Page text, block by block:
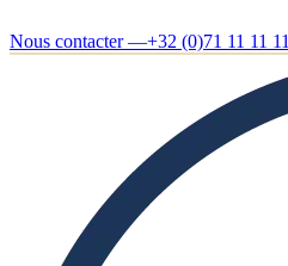
Nous contacter —+32 (0)71 11 11 11